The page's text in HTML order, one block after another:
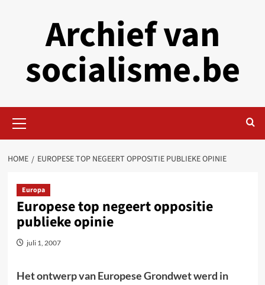
Archief van
socialisme.be
Menu
HOME EUROPESE TOP NEGEERT OPPOSITIE PUBLIEKE OPINIE
Europa
Europese top negeert oppositie
publieke opinie
juli 1, 2007
Het ontwerp van Europese Grondwet werd in